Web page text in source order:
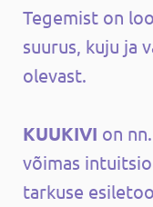
Tegemist on
suurus, kuju ja
olevast.
KUUKIVI on
võimas
tarkuse